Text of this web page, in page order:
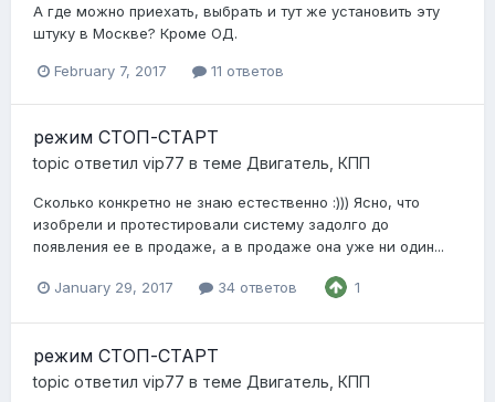
А где можно приехать, выбрать и тут же установить эту
штуку в Москве? Кроме ОД.
February 7, 2017 11 ответов
режим СТОП-СТАРТ
topic ответил vip77 в теме Двигатель, КПП
Сколько конкретно не знаю естественно :))) Ясно, что
изобрели и протестировали систему задолго до
появления ее в продаже, а в продаже она уже ни один...
January 29, 2017 34 ответов 1
режим СТОП-СТАРТ
topic ответил vip77 в теме Двигатель, КПП